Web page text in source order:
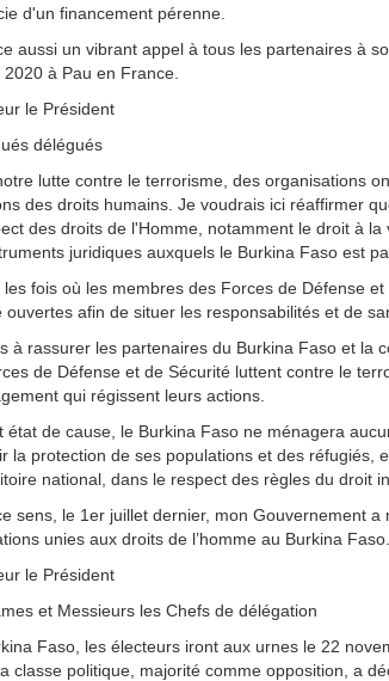
d'un financement pérenne.
aussi un vibrant appel à tous les partenaires à
2020 à Pau en France.
le Président
délégués
lutte contre le terrorisme, des organisations
des droits humains. Je voudrais ici réaffirmer
des droits de l'Homme, notamment le droit à
juridiques auxquels le Burkina Faso est
les fois où les membres des Forces de Défense
ouvertes afin de situer les responsabilités et de
à rassurer les partenaires du Burkina Faso et la
de Défense et de Sécurité luttent contre le
qui régissent leurs actions.
état de cause, le Burkina Faso ne ménagera
la protection de ses populations et des
national, dans le respect des règles du droit
sens, le 1er juillet dernier, mon Gouvernement
unies aux droits de l’homme au Burkina Faso.
le Président
et Messieurs les Chefs de délégation
Faso, les électeurs iront aux urnes le 22
classe politique, majorité comme opposition, a